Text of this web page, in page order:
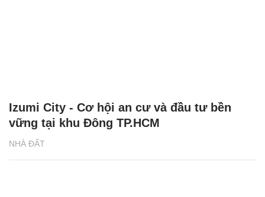
NHÀ ĐẤT
Izumi City - Cơ hội an cư và đầu tư bền
vững tại khu Đông TP.HCM